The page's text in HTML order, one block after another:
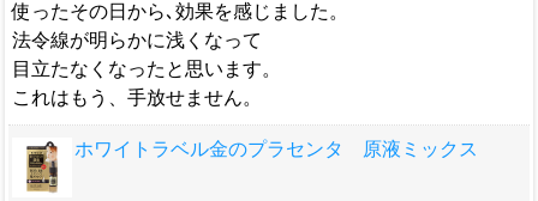
使ったその日から､効果を感じました。
法令線が明らかに浅くなって
目立たなくなったと思います。
これはもう、手放せません。
ホワイトラベル金のプラセンタ 原液ミックス